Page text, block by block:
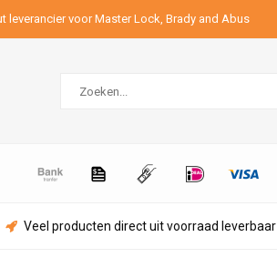
leverancier voor Master Lock, Brady and Abus
Veel producten direct uit voorraad leverbaar